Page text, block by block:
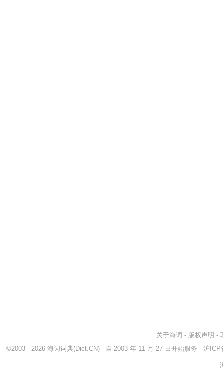
关于海词 - 版权声明 -
©2003 - 2026 海词词典(Dict.CN) - 自 2003 年 11 月 27 日开始服务 沪ICP